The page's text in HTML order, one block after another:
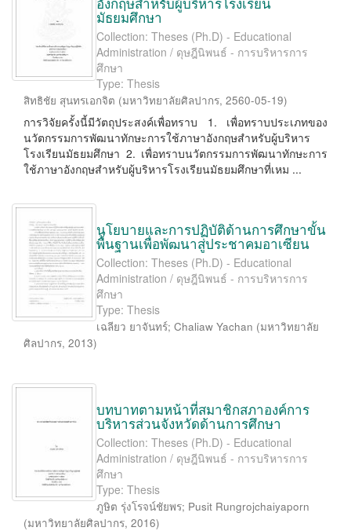
มัธยมศึกษา
Collection: Theses (Ph.D) - Educational
Administration / ดุษฎีนิพนธ์ - การบริหารการ
ศึกษา
Type: Thesis
สิทธิชัย สุนทรเอกจิต (มหาวิทยาลัยศิลปากร, 2560-05-19)
การวิจัยครั้งนี้มีวัตถุประสงค์เพื่อทราบ 1. เพื่อทราบประเภทของ
นวัตกรรมการพัฒนาทักษะการใช้ภาษาอังกฤษสำหรับผู้บริหาร
โรงเรียนมัธยมศึกษา 2. เพื่อทราบนวัตกรรมการพัฒนาทักษะการ
ใช้ภาษาอังกฤษสำหรับผู้บริหารโรงเรียนมัธยมศึกษาที่เหม ...
นโยบายและการปฏิบัติด้านการศึกษาขั้น
พื้นฐานเพื่อพัฒนาสู่ประชาคมอาเซียน
Collection: Theses (Ph.D) - Educational
Administration / ดุษฎีนิพนธ์ - การบริหารการ
ศึกษา
Type: Thesis
เฉลียว ยาจันทร์; Chaliaw Yachan (มหาวิทยาลัย
ศิลปากร, 2013)
บทบาทตามหน้าที่สมาชิกสภาองค์การ
บริหารส่วนจังหวัดด้านการศึกษา
Collection: Theses (Ph.D) - Educational
Administration / ดุษฎีนิพนธ์ - การบริหารการ
ศึกษา
Type: Thesis
ภูษิต รุ่งโรจน์ชัยพร; Pusit Rungrojchaiyaporn
(มหาวิทยาลัยศิลปากร, 2016)